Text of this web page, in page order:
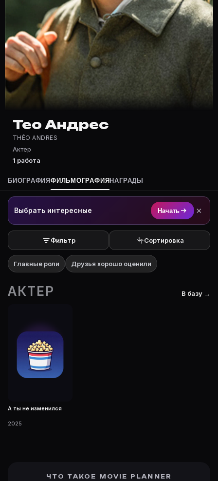
Частые вопросы о Тео Андрес
Где снимался Тео Андрес?
Фильмография Тео Андрес — на Movie Planner:
Какие фильмы снимал(а) Тео Андрес?
Полный список — на Movie Planner: https://movie-
Кто такой(ая) Тео Андрес?
Тео Андрес — Актер. Биография и роли на карточке
Где открыть фильмографию Тео Андрес?
Тео Андрес
THÉO ANDRES
Актер
1 работа
БИОГРАФИЯФИЛЬМОГРАФИЯ НАГРАДЫ
Выбрать интересные Начать ×
Фильтр Сортировка
Главные роли Друзья хорошо оценили
АКТЕР В базу →
А ты не изменился
2025
ЧТО ТАКОЕ MOVIE PLANNER